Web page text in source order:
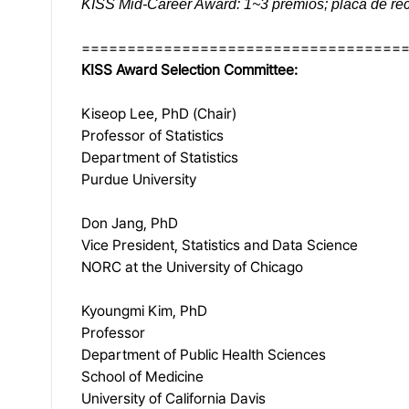
KISS Mid-Career Award: 1~3 prêmios; placa de
KISS Award Selection Committee:
Kiseop Lee, PhD (Chair)
Professor of Statistics
Department of Statistics
Purdue University
Don Jang, PhD
Vice President, Statistics and Data Science
NORC at the University of Chicago
Kyoungmi Kim, PhD
Professor
Department of Public Health Sciences
School of Medicine
University of California Davis